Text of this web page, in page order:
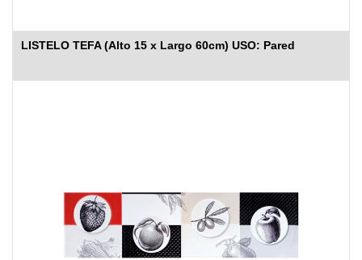
LISTELO TEFA (Alto 15 x Largo 60cm) USO: Pared